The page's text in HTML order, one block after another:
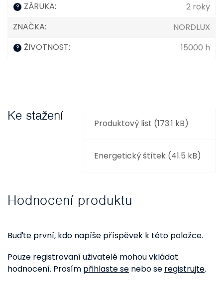
? ZÁRUKA:
2 roky
ZNAČKA: NORDLUX
? ŽIVOTNOST: 15000 h
Ke stažení
Produktový list (173.1 kB)
Energetický štítek (41.5 kB)
Hodnocení produktu
Buďte první, kdo napíše příspěvek k této položce.
Pouze registrovaní uživatelé mohou vkládat
hodnocení. Prosím přihlaste se nebo se registrujte.